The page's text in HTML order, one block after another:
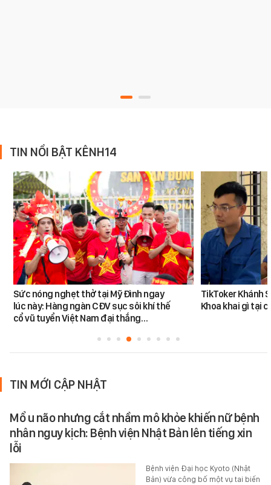
TIN NỔI BẬT KÊNH14
Sức nóng nghẹt thở tại Mỹ Đình ngay
lúc này: Hàng ngàn CĐV sục sôi khí thế
cổ vũ tuyển Việt Nam đại thắng…
TikToker Khánh
Khoa khai gì tại
TIN MỚI CẬP NHẬT
Mổ u não nhưng cắt nhầm mô khỏe khiến nữ bệnh
nhân nguy kịch: Bệnh viện Nhật Bản lên tiếng xin
lỗi
Bệnh viện Đại học Kyoto (Nhật
Bản) vừa công bố một vụ tai biến